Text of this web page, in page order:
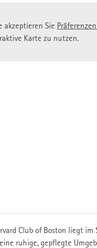
akzeptieren Sie
Karte zu nutzen.
Club of Boston liegt
ruhige, gepflegte